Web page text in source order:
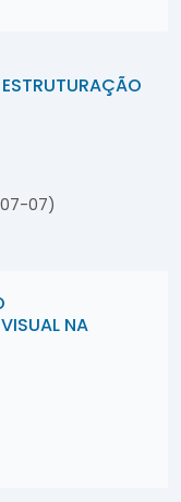
07)
NA